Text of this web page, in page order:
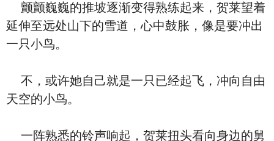
颤颤巍巍的推坡逐渐变得熟练起来，贺莱望着
延伸至远处山下的雪道，心中鼓胀，像是要冲出
一只小鸟。
不，或许她自己就是一只已经起飞，冲向自由
天空的小鸟。
一阵熟悉的铃声响起，贺莱扭头看向身边的舅